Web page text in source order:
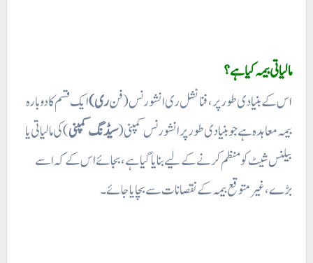
مالیاتی بیمہ کیا ہے؟
اس کے بنیادی طور پر، فنانشل ری انشورنس (فنری)ایک قسم کا دوبارہ
بیمہ معاہدہ ہے جو بنیادی طور پر انشورنس کمپنی (سیڈنگ کمپنی) کی مالیاتی یا
بیلنس شیٹ کو منظم کرنے کے لیے بنایا گیا ہے، بجائے اس کے کہ اسے
بڑے، غیر متوقع بیمہ کے نقصانات سے بچایا جائے۔